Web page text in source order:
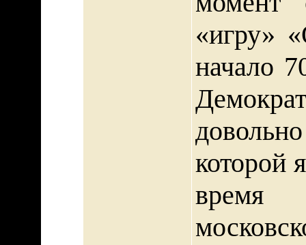
«игру»
начало
которой
время